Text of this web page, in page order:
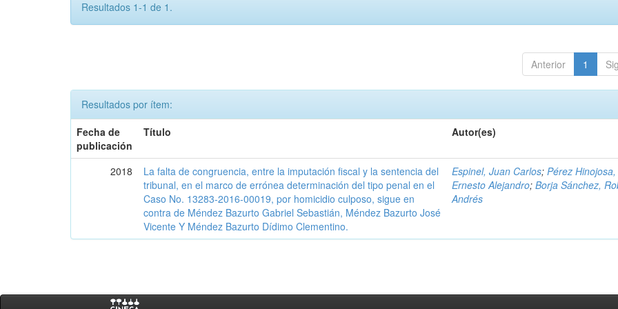
Resultados 1-1 de 1.
Anterior 1
Resultados por ítem:
Fecha de
publicación
Título Autor(es)
2018
La falta de congruencia, entre la imputación fiscal y la sentencia del
tribunal, en el marco de errónea determinación del tipo penal en el
Caso No. 13283-2016-00019, por homicidio culposo, sigue en
contra de Méndez Bazurto Gabriel Sebastián, Méndez Bazurto José
Vicente Y Méndez Bazurto Dídimo Clementino.
Espinel, Juan Carlos;Pérez Hinojosa,
Ernesto Alejandro;Borja Sánchez,
Andrés